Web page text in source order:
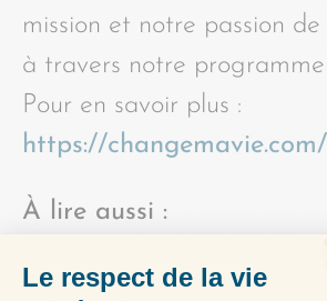
mission et notre passion
à travers notre
Pour en savoir plus :
https://
À lire aussi :
Flow: The Psychology of